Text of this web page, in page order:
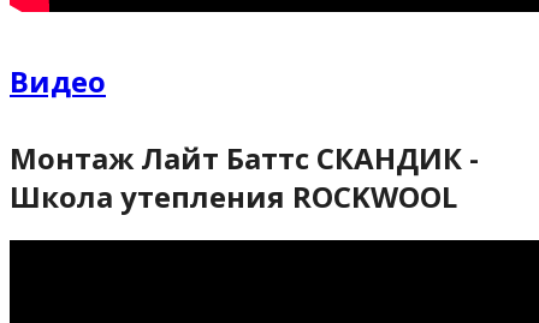
Видео
Монтаж Лайт Баттс СКАНДИК -
Школа утепления ROCKWOOL